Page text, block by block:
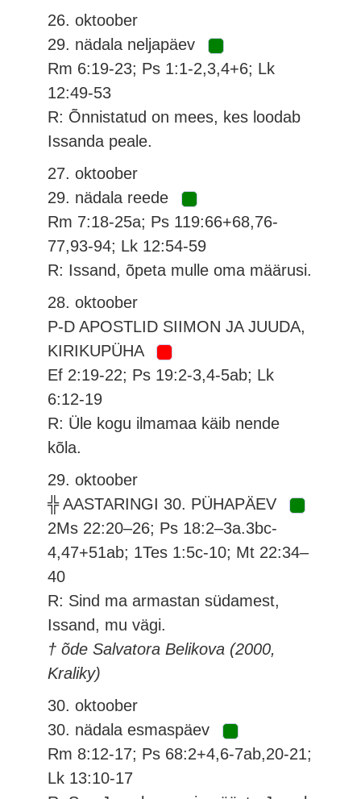
26. oktoober
29. nädala neljapäev
Rm 6:19-23; Ps 1:1-2,3,4+6; Lk
12:49-53
R: Õnnistatud on mees, kes loodab
Issanda peale.
27. oktoober
29. nädala reede
Rm 7:18-25a; Ps 119:66+68,76-
77,93-94; Lk 12:54-59
R: Issand, õpeta mulle oma määrusi.
28. oktoober
P-D APOSTLID SIIMON JA JUUDA,
KIRIKUPÜHA
Ef 2:19-22; Ps 19:2-3,4-5ab; Lk
6:12-19
R: Üle kogu ilmamaa käib nende
kõla.
29. oktoober
╬ AASTARINGI 30. PÜHAPÄEV
2Ms 22:20–26; Ps 18:2–3a.3bc-
4,47+51ab; 1Tes 1:5c-10; Mt 22:34–
40
R: Sind ma armastan südamest,
Issand, mu vägi.
† õde Salvatora Belikova (2000,
Kraliky)
30. oktoober
30. nädala esmaspäev
Rm 8:12-17; Ps 68:2+4,6-7ab,20-21;
Lk 13:10-17